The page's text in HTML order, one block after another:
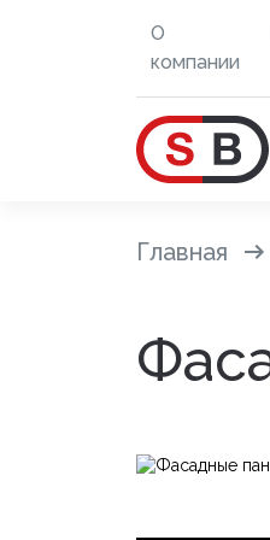
О
компании
Фасадные
Главная